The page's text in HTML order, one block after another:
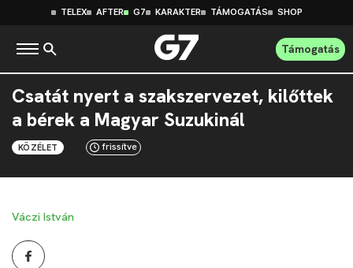
TELEX AFTER G7 KARAKTER TÁMOGATÁS SHOP
Támogatás
Csatát nyert a szakszervezet, kilőttek
a bérek a Magyar Suzukinál
KÖZÉLET frissítve
Váczi István